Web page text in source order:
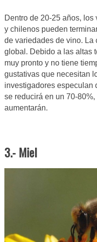
Dentro de 20-25 años,
y chilenos pueden
de variedades de vino. La
global. Debido a las altas
muy pronto y no tiene
gustativas que necesitan
investigadores especulan
se reducirá en un 70-
aumentarán.
3.- Miel